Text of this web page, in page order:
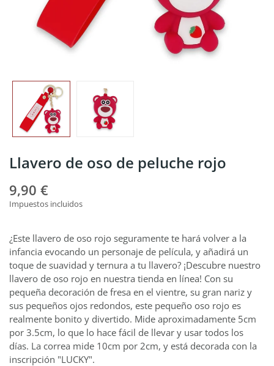
Llavero de oso de peluche rojo
9,90 €
Impuestos incluidos
¿Este llavero de oso rojo seguramente te hará volver a la
infancia evocando un personaje de película, y añadirá un
toque de suavidad y ternura a tu llavero? ¡Descubre nuestro
llavero de oso rojo en nuestra tienda en línea! Con su
pequeña decoración de fresa en el vientre, su gran nariz y
sus pequeños ojos redondos, este pequeño oso rojo es
realmente bonito y divertido. Mide aproximadamente 5cm
por 3.5cm, lo que lo hace fácil de llevar y usar todos los
días. La correa mide 10cm por 2cm, y está decorada con la
inscripción "LUCKY".